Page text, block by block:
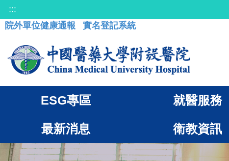
:::
院外單位健康通報
實名登記系統
ESG專區 就醫服務
最新消息 衛教資訊